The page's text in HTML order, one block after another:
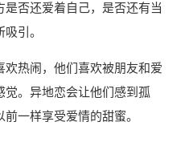
否还爱着自己，是否还有当
引。
热闹，他们喜欢被朋友和爱
觉。异地恋会让他们感到孤
一样享受爱情的甜蜜。